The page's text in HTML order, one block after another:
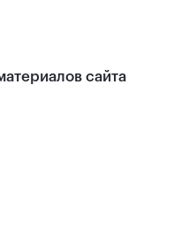
сайта